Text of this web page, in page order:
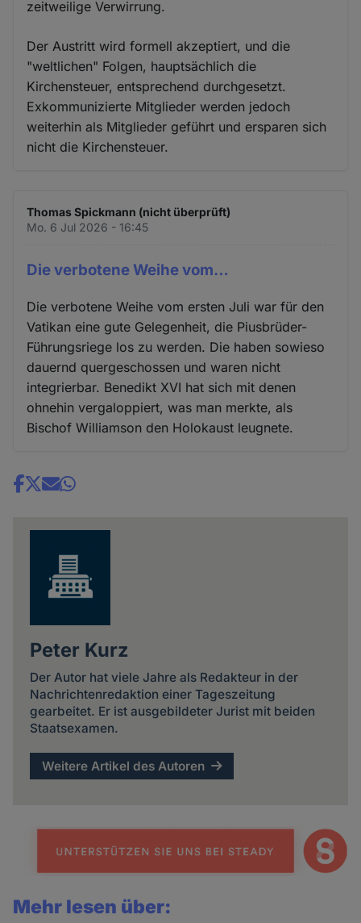
zeitweilige Verwirrung.
Der Austritt wird formell akzeptiert, und die
"weltlichen" Folgen, hauptsächlich die
Kirchensteuer, entsprechend durchgesetzt.
Exkommunizierte Mitglieder werden jedoch
weiterhin als Mitglieder geführt und ersparen sich
nicht die Kirchensteuer.
Thomas Spickmann (nicht überprüft)
Mo. 6 Jul 2026 - 16:45
Die verbotene Weihe vom…
Die verbotene Weihe vom ersten Juli war für den
Vatikan eine gute Gelegenheit, die Piusbrüder-
Führungsriege los zu werden. Die haben sowieso
dauernd quergeschossen und waren nicht
integrierbar. Benedikt XVI hat sich mit denen
ohnehin vergaloppiert, was man merkte, als
Bischof Williamson den Holokaust leugnete.
Share
Peter Kurz
Der Autor hat viele Jahre als Redakteur in der
Nachrichtenredaktion einer Tageszeitung
gearbeitet. Er ist ausgebildeter Jurist mit beiden
Staatsexamen.
Weitere Artikel des Autoren
Mehr lesen über: